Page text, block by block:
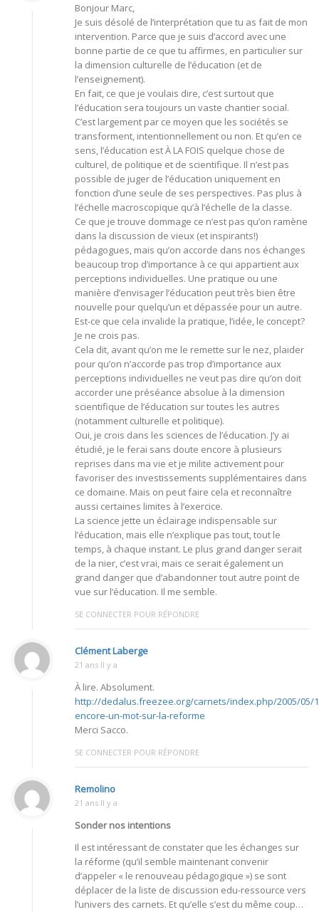
Bonjour Marc,
Je suis désolé de l’interprétation que tu as fait de mon
intervention. Parce que je suis d’accord avec une
bonne partie de ce que tu affirmes, en particulier sur
la dimension culturelle de l’éducation (et de
l’enseignement).
En fait, ce que je voulais dire, c’est surtout que
l’éducation sera toujours un vaste chantier social.
C’est largement par ce moyen que les sociétés se
transforment, intentionnellement ou non. Et qu’en ce
sens, l’éducation est À LA FOIS quelque chose de
culturel, de politique et de scientifique. Il n’est pas
possible de juger de l’éducation uniquement en
fonction d’une seule de ses perspectives. Pas plus à
l’échelle macroscopique qu’à l’échelle de la classe.
Ce que je trouve dommage ce n’est pas qu’on ramène
dans la discussion de vieux (et inspirants!)
pédagogues, mais qu’on accorde dans nos échanges
beaucoup trop d’importance à ce qui appartient aux
perceptions individuelles. Une pratique ou une
manière d’envisager l’éducation peut très bien être
nouvelle pour quelqu’un et dépassée pour un autre.
Est-ce que cela invalide la pratique, l’idée, le concept?
Je ne crois pas.
Cela dit, avant qu’on me le remette sur le nez, plaider
pour qu’on n’accorde pas trop d’importance aux
perceptions individuelles ne veut pas dire qu’on doit
accorder une préséance absolue à la dimension
scientifique de l’éducation sur toutes les autres
(notamment culturelle et politique).
Oui, je crois dans les sciences de l’éducation. J’y ai
étudié, je le ferai sans doute encore à plusieurs
reprises dans ma vie et je milite activement pour
favoriser des investissements supplémentaires dans
ce domaine. Mais on peut faire cela et reconnaître
aussi certaines limites à l’exercice.
La science jette un éclairage indispensable sur
l’éducation, mais elle n’explique pas tout, tout le
temps, à chaque instant. Le plus grand danger serait
de la nier, c’est vrai, mais ce serait également un
grand danger que d’abandonner tout autre point de
vue sur l’éducation. Il me semble.
SE CONNECTER POUR RÉPONDRE
Clément Laberge
21 ans Il y a
À lire. Absolument.
http://dedalus.freezee.org/carnets/index.php/2005/05/
encore-un-mot-sur-la-reforme
Merci Sacco.
SE CONNECTER POUR RÉPONDRE
Remolino
21 ans Il y a
Sonder nos intentions
Il est intéressant de constater que les échanges sur
la réforme (qu’il semble maintenant convenir
d’appeler « le renouveau pédagogique ») se sont
déplacer de la liste de discussion edu-ressource vers
l’univers des carnets. Et qu’elle s’est du même coup…